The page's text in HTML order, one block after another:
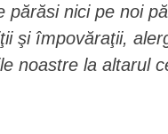
nici pe noi
şi împovăraţii,
noastre la altarul